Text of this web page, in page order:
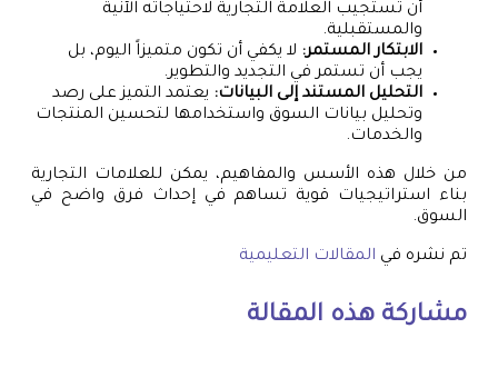
أن تستجيب العلامة التجارية لاحتياجاته الآنية
والمستقبلية.
الابتكار المستمر: لا يكفي أن تكون متميزاً اليوم، بل
يجب أن تستمر في التجديد والتطوير.
التحليل المستند إلى البيانات: يعتمد التميز على رصد
وتحليل بيانات السوق واستخدامها لتحسين المنتجات
والخدمات.
من خلال هذه الأسس والمفاهيم، يمكن للعلامات التجارية
بناء استراتيجيات قوية تساهم في إحداث فرق واضح في
السوق.
تم نشره في المقالات التعليمية
مشاركة هذه المقالة